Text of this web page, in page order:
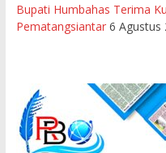
Bupati Humbahas Terima
Pematangsiantar 6 Agustus